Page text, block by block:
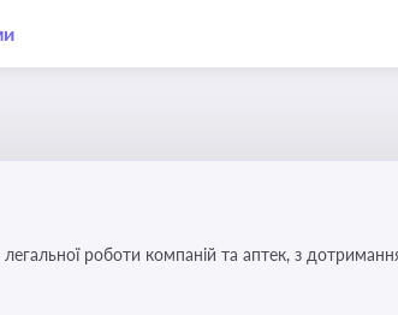
роботи компаній та аптек, з